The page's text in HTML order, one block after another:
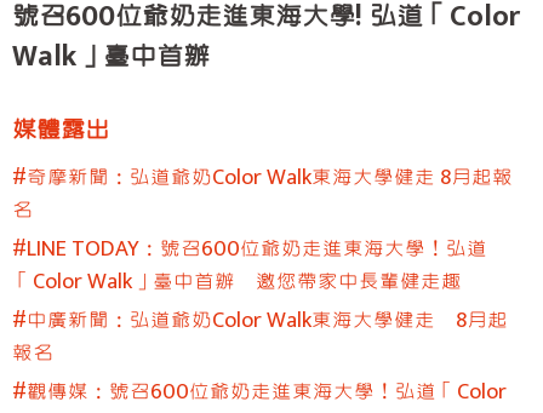
新北服務處
臺中服務處
嘉義服務處
高雄服務處
號召600位爺奶走進東海大學! 弘道「Color
Walk」臺中首辦
媒體露出
#奇摩新聞：弘道爺奶Color Walk東海大學健走 8月起報
名
#LINE TODAY：號召600位爺奶走進東海大學！弘道
「Color Walk」臺中首辦 邀您帶家中長輩健走趣
#中廣新聞：弘道爺奶Color Walk東海大學健走 8月起
報名
#觀傳媒：號召600位爺奶走進東海大學！弘道「Color